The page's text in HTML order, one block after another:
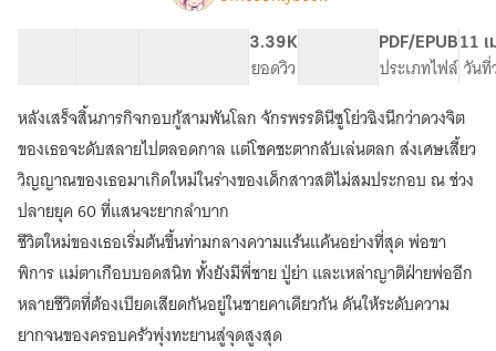
เกิด
เพื่อ
พลิก
ชะตา
อาณาจักร
ให้
ร่ำรวย
เล่ม
15
ใหม่
แห่ง
ยุค60
จักรพรรดิ
นี
บัญชา
ภูต
เกิด
พลิก
ชะตา
อาณาจักร
ให้
ร่ำรวย
3.39K
ยอดวิว
PDF/EPUB
ประเภทไฟล์
11
วันที่
หลังเสร็จสิ้นภารกิจกอบกู้สามพันโลก จักรพรรดินีซูโย่วฉิงนึกว่าดวงจิต
ของเธอจะดับสลายไปตลอดกาล แต่โชคชะตากลับเล่นตลก ส่งเศษเสี้ยว
วิญญาณของเธอมาเกิดใหม่ในร่างของเด็กสาวสติไม่สมประกอบ ณ ช่วง
ปลายยุค 60 ที่แสนจะยากลำบาก
ชีวิตใหม่ของเธอเริ่มต้นขึ้นท่ามกลางความแร้นแค้นอย่างที่สุด พ่อขา
พิการ แม่ตาเกือบบอดสนิท ทั้งยังมีพี่ชาย ปู่ย่า และเหล่าญาติฝ่ายพ่ออีก
หลายชีวิตที่ต้องเบียดเสียดกันอยู่ในชายคาเดียวกัน ดันให้ระดับความ
ยากจนของครอบครัวพุ่งทะยานสู่จุดสูงสุด